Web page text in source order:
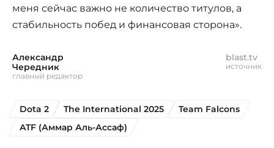
меня сейчас важно не количество титулов, а
стабильность побед и финансовая сторона».
Александр
Чередник
главный редактор
blast.tv
источник
Dota 2 The International 2025
Team Falcons
ATF (Аммар Аль-Ассаф)